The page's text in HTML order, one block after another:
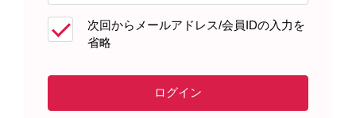
EVN-AMN-00006 （2025年11月作成）
製品に関する注目コンテンツ
次回からメールアドレス/会員IDの入力を
省略